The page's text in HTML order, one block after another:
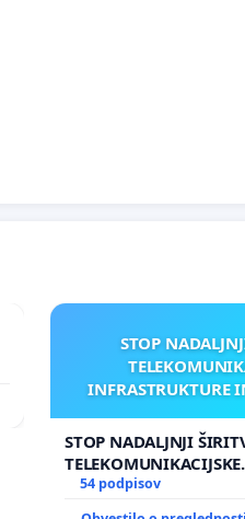
STOP
INFRASTRUKTURE
STOP NADALJNJI
TELEKOMUNIKACIJSKE
INFRASTRUKTURE IN
54 podpisov